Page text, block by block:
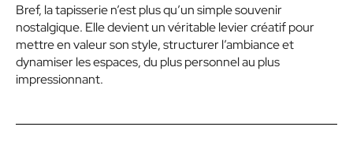
Bref, la tapisserie n’est plus qu’un simple souvenir
nostalgique. Elle devient un véritable levier créatif pour
mettre en valeur son style, structurer l’ambiance et
dynamiser les espaces, du plus personnel au plus
impressionnant.